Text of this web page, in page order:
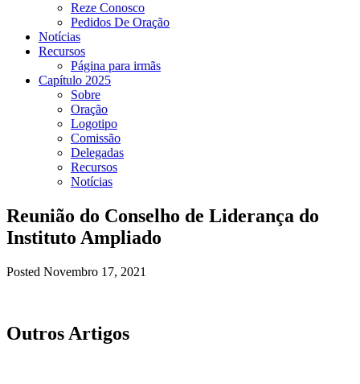
Reze Conosco
Pedidos De Oração
Notícias
Recursos
Página para irmãs
Capítulo 2025
Sobre
Oração
Logotipo
Comissão
Delegadas
Recursos
Notícias
Reunião do Conselho de Liderança do
Instituto Ampliado
Posted Novembro 17, 2021
Outros Artigos